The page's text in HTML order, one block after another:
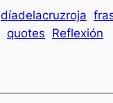
díadelacruzroja
quotes Reflexión